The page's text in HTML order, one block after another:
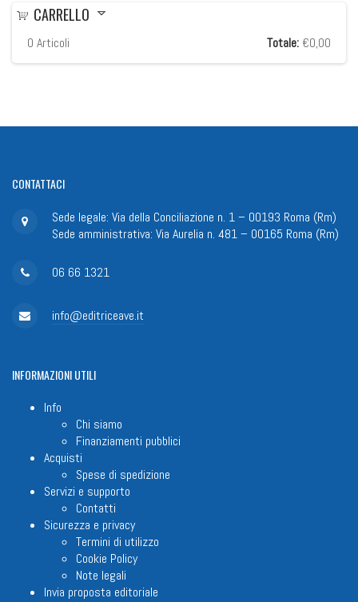
CARRELLO
0 Articoli Totale: €0,00
CONTATTACI
Sede legale: Via della Conciliazione n. 1 – 00193 Roma (Rm)
Sede amministrativa: Via Aurelia n. 481 – 00165 Roma (Rm)
06 66 1321
info@editriceave.it
INFORMAZIONIUTILI
Info
Chi siamo
Finanziamenti pubblici
Acquisti
Spese di spedizione
Servizi e supporto
Contatti
Sicurezza e privacy
Termini di utilizzo
Cookie Policy
Note legali
Invia proposta editoriale